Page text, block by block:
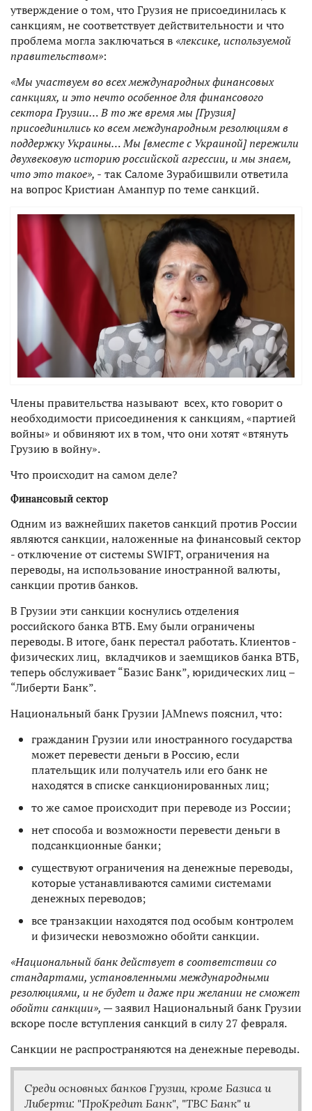
утверждение о том, что Грузия не присоединилась к
санкциям, не соответствует действительности и что
проблема могла заключаться в «лексике, используемой
правительством»:
«Мы участвуем во всех международных финансовых
санкциях, и это нечто особенное для финансового
сектора Грузии… В то же время мы [Грузия]
присоединились ко всем международным резолюциям в
поддержку Украины… Мы [вместе с Украиной] пережили
двухвековую историю российской агрессии, и мы знаем,
что это такое», - так Саломе Зурабишвили ответила
на вопрос Кристиан Аманпур по теме санкций.
Члены правительства называют всех, кто говорит о
необходимости присоединения к санкциям, «партией
войны» и обвиняют их в том, что они хотят «втянуть
Грузию в войну».
Что происходит на самом деле?
Финансовый сектор
Одним из важнейших пакетов санкций против России
являются санкции, наложенные на финансовый сектор
- отключение от системы SWIFT, ограничения на
переводы, на использование иностранной валюты,
санкции против банков.
В Грузии эти санкции коснулись отделения
российского банка ВТБ. Ему были ограничены
переводы. В итоге, банк перестал работать. Клиентов -
физических лиц, вкладчиков и заемщиков банка ВТБ,
теперь обслуживает “Базис Банк”, юридических лиц –
“Либерти Банк”.
Национальный банк Грузии JAMnews пояснил, что:
гражданин Грузии или иностранного государства
может перевести деньги в Россию, если
плательщик или получатель или его банк не
находятся в списке санкционированных лиц;
то же самое происходит при переводе из России;
нет способа и возможности перевести деньги в
подсанкционные банки;
существуют ограничения на денежные переводы,
которые устанавливаются самими системами
денежных переводов;
все транзакции находятся под особым контролем
и физически невозможно обойти санкции.
«Национальный банк действует в соответствии со
стандартами, установленными международными
резолюциями, и не будет и даже при желании не сможет
обойти санкции», —заявил Национальный банк Грузии
вскоре после вступления санкций в силу 27 февраля.
Санкции не распространяются на денежные переводы.
Среди основных банков Грузии, кроме Базиса и
Либерти: "ПроКредит Банк", "TBC Банк" и